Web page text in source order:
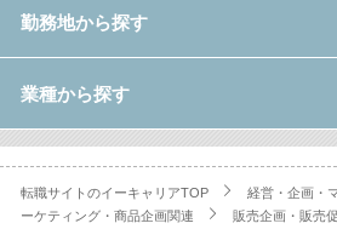
勤務地から探す
業種から探す
転職サイトのイーキャリアTOP 経営・企画・
ーケティング・商品企画関連
販売企画・販売